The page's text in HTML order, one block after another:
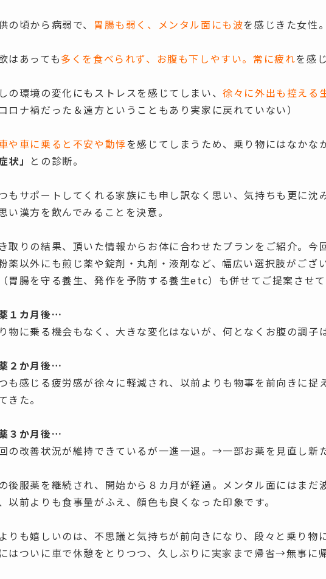
の頃から病弱で、 胃腸も弱く、メンタル面にも波を感じきた女性。
はあっても多くを食べられず、お腹も下しやすい。常に疲れを感
の環境の変化にもストレスを感じてしまい、徐々に外出も控える
ロナ禍だった＆遠方ということもあり実家に戻れていない）
や車に乗ると不安や動悸を感じてしまうため、乗り物にはなかな
状」 との診断。
もサポートしてくれる家族にも申し訳なく思い、気持ちも更に沈
い漢方を飲んでみることを決意。
取りの結果、頂いた情報からお体に合わせたプランをご紹介。今
薬以外にも煎じ薬や錠剤・丸剤・液剤など、幅広い選択肢がござ
胃腸を守る養生、発作を予防する養生etc）も併せてご提案させ
１カ月後…
物に乗る機会もなく、大きな変化はないが、何となくお腹の調子
２か月後…
も感じる疲労感が徐々に軽減され、以前よりも物事を前向きに捉
きた。
３か月後…
の改善状況が維持できているが一進一退。→一部お薬を見直し新
後服薬を継続され、開始から８カ月が経過。メンタル面にはま
以前よりも食事量がふえ、顔色も良くなった印象です。
りも嬉しいのは、不思議と気持ちが前向きになり、段々と乗り物
はついに車で休憩をとりつつ、久しぶりに実家まで帰省→無事に